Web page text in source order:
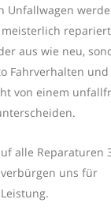
Unfallwagen
aus wie neu,
Fahrverhalten und
von einem
alle Reparaturen
uns für